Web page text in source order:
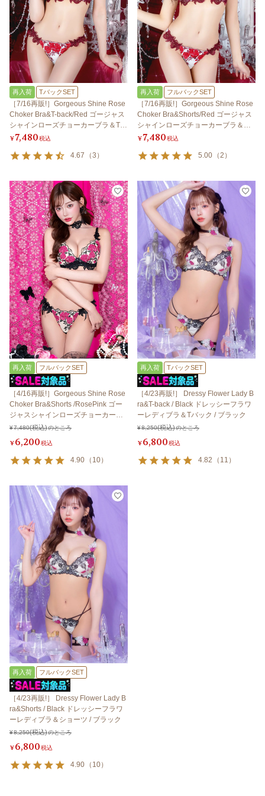
再入荷 TバックSET
［7/16再販!］Gorgeous Shine Rose
Choker Bra&T-back/Red ゴージャス
シャインローズチョーカーブラ＆Tバ
ック/レッド
¥7,480税込
4.67 （3 ）
再入荷 フルバックSET
［7/16再販!］Gorgeous Shine Rose
Choker Bra&Shorts/Red ゴージャス
シャインローズチョーカーブラ＆シ
ョーツ/レッド
¥7,480税込
5.00 （2 ）
再入荷 フルバックSET
［4/16再販!］Gorgeous Shine Rose
Choker Bra&Shorts /RosePink ゴー
ジャスシャインローズチョーカーブ
ラ＆ショーツ / ローズピンク
¥7,480 のところ
¥6,200税込
4.90 （ 10）
再入荷 TバックSET
［4/23再販!］ Dressy Flower Lady B
ra&T-back / Black ドレッシーフラワ
ーレディブラ＆Tバック / ブラック
¥8,250 のところ
¥6,800税込
4.82 （ 11 ）
再入荷 フルバックSET
［4/23再販!］ Dressy Flower Lady B
ra&Shorts / Black ドレッシーフラワ
ーレディブラ＆ショーツ / ブラック
¥8,250 のところ
¥6,800税込
4.90 （ 10）